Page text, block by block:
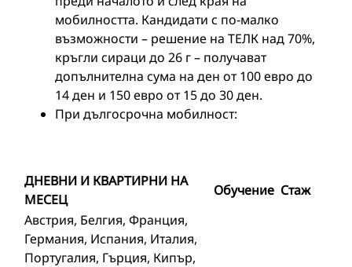
мобилността. Кандидати с по-малко
възможности – решение на ТЕЛК над 70%,
кръгли сираци до 26 г – получават
допълнителна сума на ден от 100 евро до
14 ден и 150 евро от 15 до 30 ден.
При дългосрочна мобилност:
ДНЕВНИ И КВАРТИРНИ НА
МЕСЕЦ
Обучение Стаж
Австрия, Белгия, Франция,
Германия, Испания, Италия,
Португалия, Гърция, Кипър,